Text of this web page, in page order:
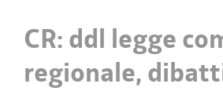
CR: ddl legge
regionale,